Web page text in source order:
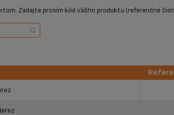
Zadajte prosím kód vášho produktu (referenčné